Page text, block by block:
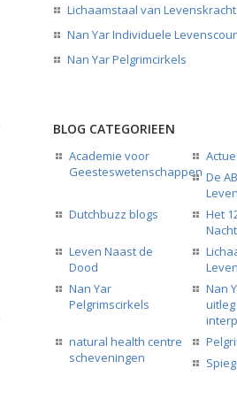
Lichaamstaal van
Nan Yar Individuele
Nan Yar Pelgrimcirkels
BLOG CATEGORIEEN
Academie voor
Geesteswetenschappen De
Dutchbuzz blogs
Het
Leven Naast de
Dood
Nan Yar
Pelgrimscirkels
Nan
natural health centre
scheveningen